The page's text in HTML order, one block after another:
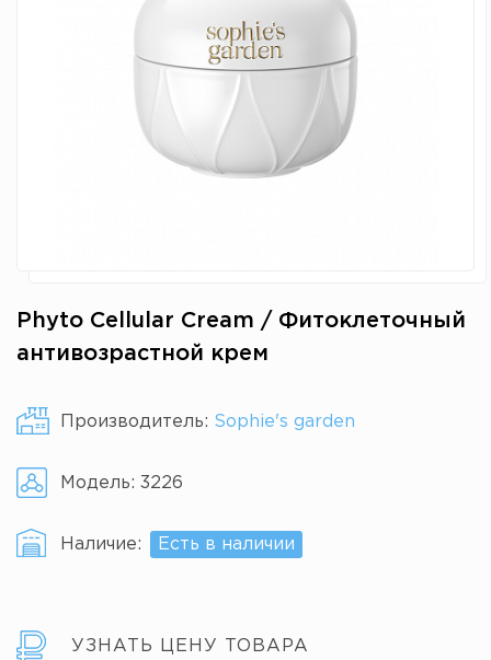
Phyto Cellular Cream / Фитоклеточный
антивозрастной крем
Производитель: Sophie's garden
Модель: 3226
Наличие: Есть в наличии
УЗНАТЬ ЦЕНУ ТОВАРА